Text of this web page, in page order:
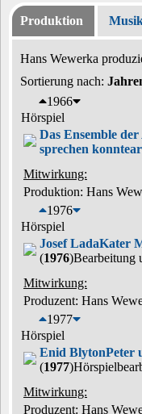
Produktion
Hans Wewerka
Sortierung nach:
1966
Hörspiel
Das Ensemble
sprechen konnte
Mitwirkung:
Produktion: Hans
1976
Hörspiel
Josef LadaKater
(1976)Bearbeitung
Mitwirkung:
Produzent: Hans
1977
Hörspiel
Enid BlytonPeter
(1977)
Mitwirkung:
Produzent: Hans